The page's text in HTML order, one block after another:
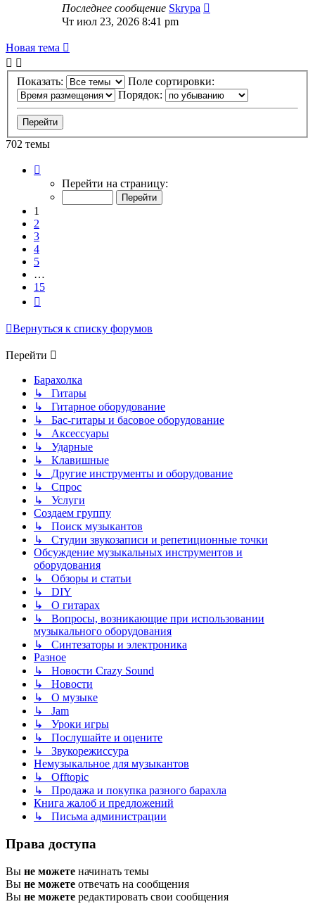
Последнее сообщение Skrypa
Чт июл 23, 2026 8:41 pm
Новая тема
Показать:
Поле сортировки:
Порядок:
702 темы
Перейти на страницу:
1
2
3
4
5
…
15
Вернуться к списку форумов
Перейти
Барахолка
↳ Гитары
↳ Гитарное оборудование
↳ Бас-гитары и басовое оборудование
↳ Аксессуары
↳ Ударные
↳ Клавишные
↳ Другие инструменты и оборудование
↳ Спрос
↳ Услуги
Создаем группу
↳ Поиск музыкантов
↳ Студии звукозаписи и репетиционные точки
Обсуждение музыкальных инструментов и
оборудования
↳ Обзоры и статьи
↳ DIY
↳ О гитарах
↳ Вопросы, возникающие при использовании
музыкального оборудования
↳ Синтезаторы и электроника
Разное
↳ Новости Crazy Sound
↳ Новости
↳ О музыке
↳ Jam
↳ Уроки игры
↳ Послушайте и оцените
↳ Звукорежиссура
Немузыкальное для музыкантов
↳ Offtopic
↳ Продажа и покупка разного барахла
Книга жалоб и предложений
↳ Письма администрации
Права доступа
Вы не можете начинать темы
Вы не можете отвечать на сообщения
Вы не можете редактировать свои сообщения